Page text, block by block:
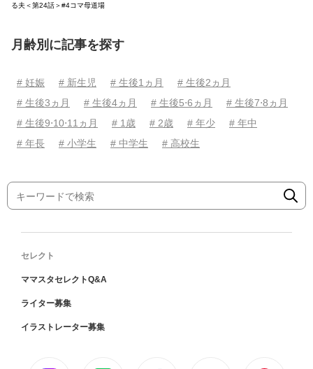
る夫＜第24話＞#4コマ母道場
月齢別に記事を探す
# 妊娠 # 新生児 # 生後1ヵ月
# 生後2ヵ月
# 生後3ヵ月
# 生後4ヵ月 # 生後5⋅6ヵ月
# 生後7⋅8ヵ月
# 生後9⋅10⋅11ヵ月
# 1歳 # 2歳 # 年少
# 年中
# 年長
# 小学生 # 中学生 # 高校生
セレクト
ママスタセレクトQ&A
ライター募集
イラストレーター募集